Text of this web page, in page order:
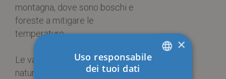
montagna, dove sono boschi e
foreste a mitigare le
temperature.
Le vacanze in ambienti freschi e
naturali sono spesso associate a
×
Uso responsabile
dei tuoi dati